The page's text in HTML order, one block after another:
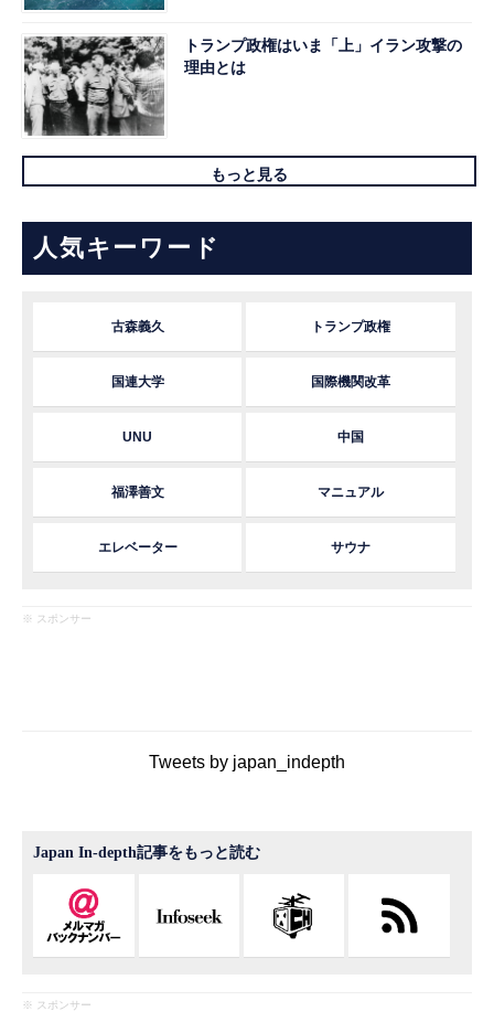
トランプ政権はいま「上」イラン攻撃の
理由とは
もっと見る
人気キーワード
古森義久 トランプ政権
国連大学 国際機関改革
UNU 中国
福澤善文 マニュアル
エレベーター サウナ
※ スポンサー
Tweets by japan_indepth
Japan In-depth記事をもっと読む
※ スポンサー